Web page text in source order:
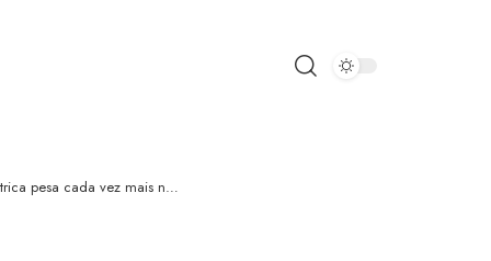
vez mais no orçamento?